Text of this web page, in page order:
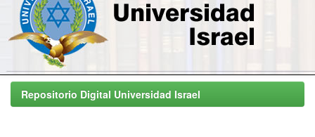
Skip
navigationRepositorio Digital Universidad Israel